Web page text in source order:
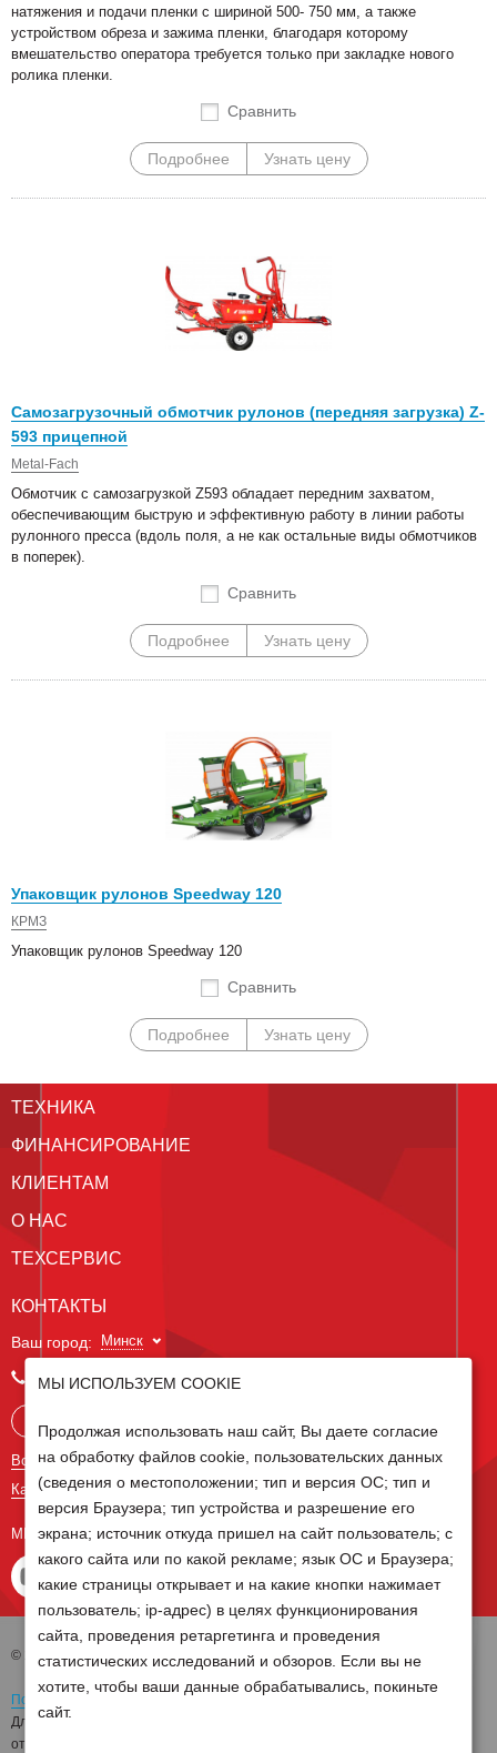
натяжения и подачи пленки с шириной 500- 750 мм, а также
устройством обреза и зажима пленки, благодаря которому
вмешательство оператора требуется только при закладке нового
ролика пленки.
Сравнить
Подробнее Узнать цену
Самозагрузочный обмотчик рулонов (передняя загрузка) Z-
593 прицепной
Metal-Fach
Обмотчик с самозагрузкой Z593 обладает передним захватом,
обеспечивающим быструю и эффективную работу в линии работы
рулонного пресса (вдоль поля, а не как остальные виды обмотчиков
в поперек).
Сравнить
Подробнее Узнать цену
Упаковщик рулонов Speedway 120
КРМЗ
Упаковщик рулонов Speedway 120
Сравнить
Подробнее Узнать цену
ТЕХНИКА
ФИНАНСИРОВАНИЕ
КЛИЕНТАМ
О НАС
ТЕХСЕРВИС
КОНТАКТЫ
Ваш город: Минск
+375 29 238 97 34
Все контакты
Карта сайта
МЫ В СОЦ СЕТЯХ
© 2026 Группа компаний Белагро
Политика обработки персональных данных
Для отзыва согласия на обработку персональных данных необходимо
отправить письмо на электронную почту
МЫ ИСПОЛЬЗУЕМ COOKIE
Продолжая использовать наш сайт, Вы даете согласие
на обработку файлов cookie, пользовательских данных
(сведения о местоположении; тип и версия ОС; тип и
версия Браузера; тип устройства и разрешение его
экрана; источник откуда пришел на сайт пользователь; с
какого сайта или по какой рекламе; язык ОС и Браузера;
какие страницы открывает и на какие кнопки нажимает
пользователь; ip-адрес) в целях функционирования
сайта, проведения ретаргетинга и проведения
статистических исследований и обзоров. Если вы не
хотите, чтобы ваши данные обрабатывались, покиньте
сайт.